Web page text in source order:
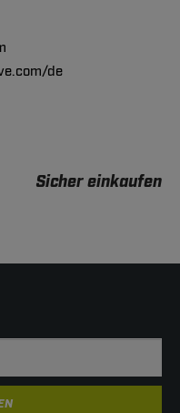
de
Sicher einkaufen